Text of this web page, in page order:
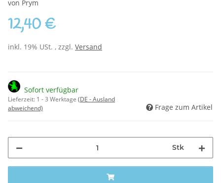
von Prym
12,40 €
inkl. 19% USt. , zzgl. Versand
Sofort verfügbar
Lieferzeit: 1 - 3 Werktage (DE - Ausland
abweichend)
Frage zum Artikel
Stk